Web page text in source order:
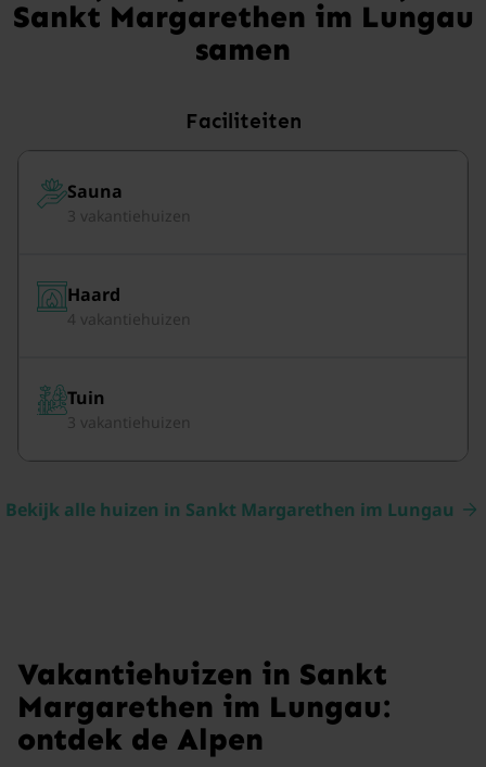
Sankt Margarethen im Lungau
samen
Faciliteiten
Sauna
3 vakantiehuizen
Haard
4 vakantiehuizen
Tuin
3 vakantiehuizen
Bekijk alle huizen in Sankt Margarethen im Lungau
Vakantiehuizen in Sankt
Margarethen im Lungau:
ontdek de Alpen